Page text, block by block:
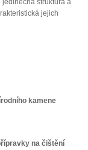
jedinečná struktura a
jejich
kamene
na čištění